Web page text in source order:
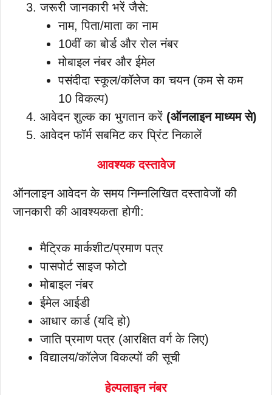
जरूरी जानकारी भरें जैसे:
नाम, पिता/माता का नाम
10वीं का बोर्ड और रोल नंबर
मोबाइल नंबर और ईमेल
पसंदीदा स्कूल/कॉलेज का चयन (कम से कम
10 विकल्प)
आवेदन शुल्क का भुगतान करें (ऑनलाइन माध्यम से)
आवेदन फॉर्म सबमिट कर प्रिंट निकालें
आवश्यक दस्तावेज
ऑनलाइन आवेदन के समय निम्नलिखित दस्तावेजों की
जानकारी की आवश्यकता होगी:
मैट्रिक मार्कशीट/प्रमाण पत्र
पासपोर्ट साइज फोटो
मोबाइल नंबर
ईमेल आईडी
आधार कार्ड (यदि हो)
जाति प्रमाण पत्र (आरक्षित वर्ग के लिए)
विद्यालय/कॉलेज विकल्पों की सूची
हेल्पलाइन नंबर